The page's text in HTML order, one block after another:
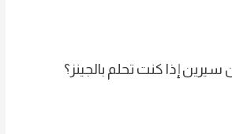
إذا كنت تحلم بالجينز؟